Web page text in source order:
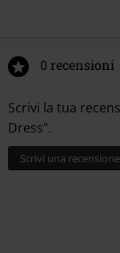
0 recensioni
Scrivi la tua
Dress".
Scrivi una recensione